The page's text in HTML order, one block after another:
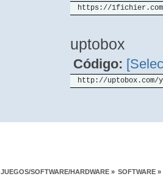
https://
uptobox
Código:
http://uptobox.com/
JUEGOS/SOFTWARE/HARDWARE» SOFTWARE»